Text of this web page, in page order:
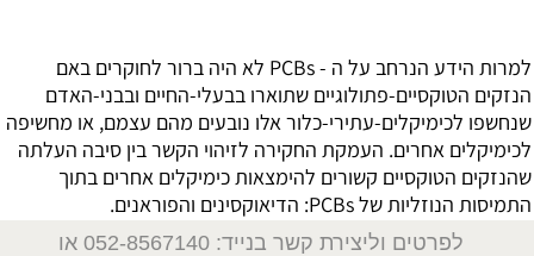
למרות הידע הנרחב על ה - PCBs לא היה ברור לחוקרים באם
הנזקים הטוקסיים-פתולוגיים שתוארו בבעלי-החיים ובבני-האדם
שנחשפו לכימיקלים-עתירי-כלור אלו נובעים מהם עצמם, או מחשיפה
לכימיקלים אחרים. העמקת החקירה לזיהוי הקשר בין סיבה העלתה
שהנזקים הטוקסיים קשורים להימצאות כימיקלים אחרים בתוך
התמיסות הנוזליות של PCBs: הדיאוקסינים והפוראנים.
לפרטים וליצירת קשר בנייד: 052-8567140
או